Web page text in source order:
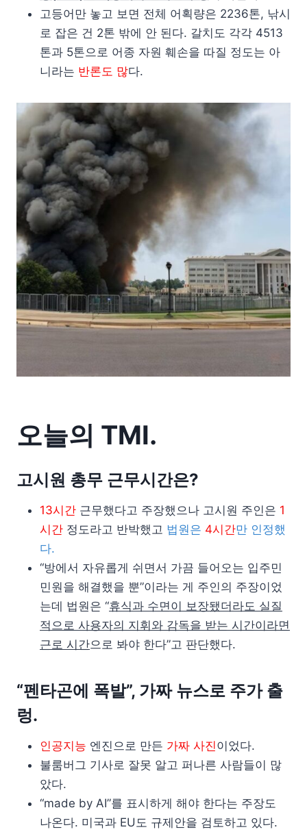
고등어만 놓고 보면 전체 어획량은 2236톤, 낚시
로 잡은 건 2톤 밖에 안 된다. 갈치도 각각 4513
톤과 5톤으로 어종 자원 훼손을 따질 정도는 아
니라는 반론도 많다.
오늘의 TMI.
고시원 총무 근무시간은?
13시간 근무했다고 주장했으나 고시원 주인은 1
시간 정도라고 반박했고 법원은 4시간만 인정했
다.
“방에서 자유롭게 쉬면서 가끔 들어오는 입주민
민원을 해결했을 뿐”이라는 게 주인의 주장이었
는데 법원은 “휴식과 수면이 보장됐더라도 실질
적으로 사용자의 지휘와 감독을 받는 시간이라면
근로 시간으로 봐야 한다”고 판단했다.
“펜타곤에 폭발”, 가짜 뉴스로 주가 출
렁.
인공지능 엔진으로 만든 가짜 사진이었다.
불룸버그 기사로 잘못 알고 퍼나른 사람들이 많
았다.
“made by AI”를 표시하게 해야 한다는 주장도
나온다. 미국과 EU도 규제안을 검토하고 있다.